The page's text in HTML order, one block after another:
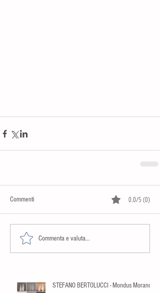
Commenti 0.0/5 (0)
Commenta e valuta...
STEFANO BERTOLUCCI - Mondus Morandi